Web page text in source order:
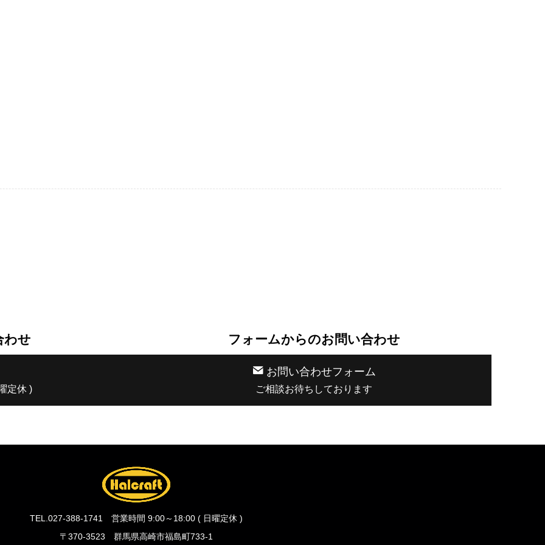
わせ
定休 )
フォームからのお問い合わせ
お問い合わせフォーム
ご相談お待ちしております
TEL.027-388-1741 営業時間 9:00～18:00 ( 日曜定休 )
〒370-3523 群馬県高崎市福島町733-1